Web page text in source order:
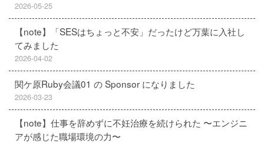
2026-05-25
【note】「SESはちょっと不安」だったけど万葉に入社し
てみました
2026-04-02
関ケ原Ruby会議01 の Sponsor になりました
2026-03-23
【note】仕事を辞めずに不妊治療を続けられた 〜エンジニ
アが感じた職場環境の力〜